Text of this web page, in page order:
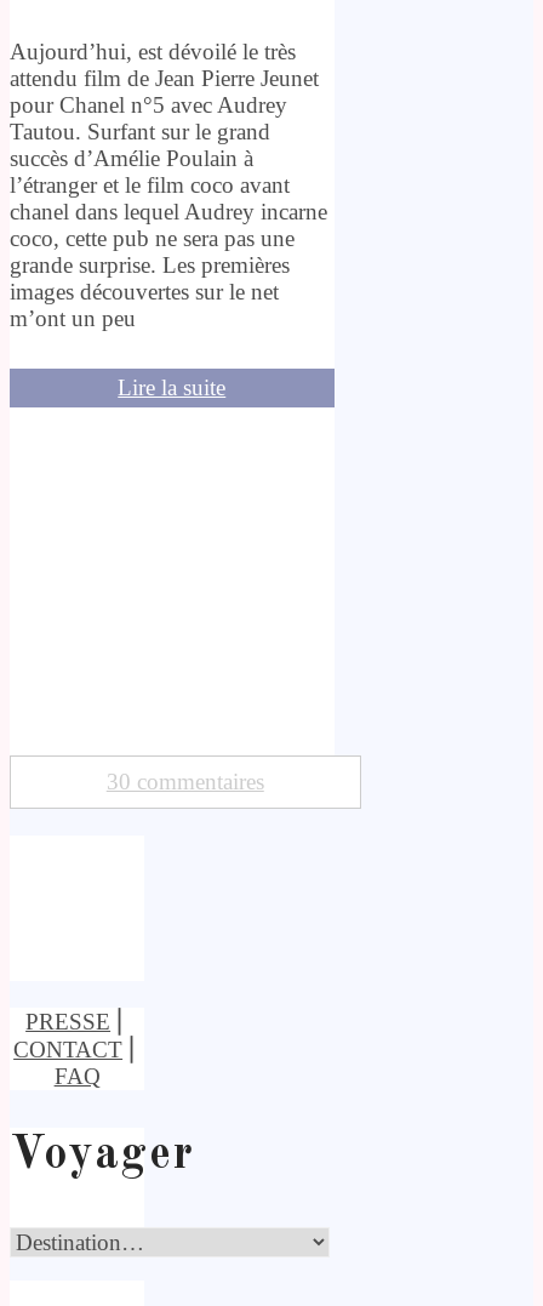
Aujourd’hui, est dévoilé le très
attendu film de Jean Pierre Jeunet
pour Chanel n°5 avec Audrey
Tautou. Surfant sur le grand
succès d’Amélie Poulain à
l’étranger et le film coco avant
chanel dans lequel Audrey incarne
coco, cette pub ne sera pas une
grande surprise. Les premières
images découvertes sur le net
m’ont un peu
Lire la suite
30 commentaires
PRESSE
CONTACT
FAQ
Voyager